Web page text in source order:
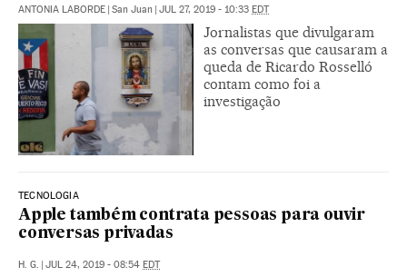
ANTONIA LABORDE | San Juan | JUL 27, 2019 - 10:33 EDT
Jornalistas que divulgaram
as conversas que causaram a
queda de Ricardo Rosselló
contam como foi a
investigação
TECNOLOGIA
Apple também contrata pessoas para ouvir
conversas privadas
H. G. | JUL 24, 2019 - 08:54 EDT